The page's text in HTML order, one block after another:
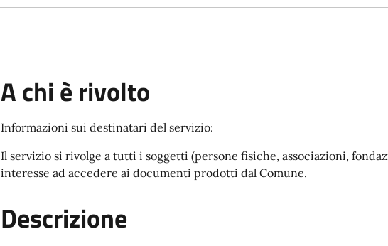
A chi è rivolto
Informazioni sui destinatari del servizio:
Il servizio si rivolge a tutti i soggetti (persone fisiche, associazioni,
interesse ad accedere ai documenti prodotti dal Comune.
Descrizione